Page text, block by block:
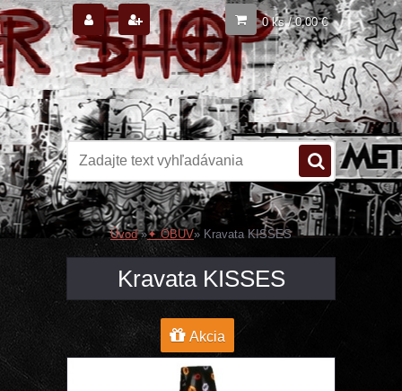
0 ks / 0,00 €
Úvod »✦ OBUV» Kravata KISSES
Kravata KISSES
Akcia